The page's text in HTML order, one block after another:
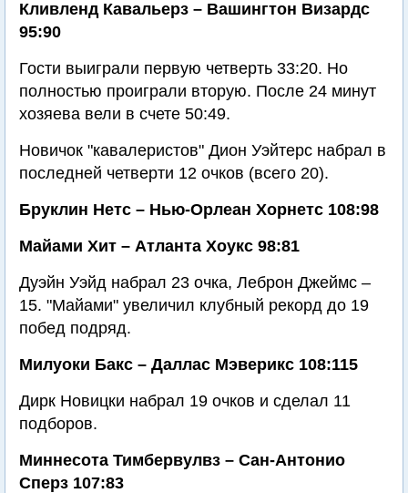
Кливленд Кавальерз – Вашингтон Визардс
95:90
Гости выиграли первую четверть 33:20. Но
полностью проиграли вторую. После 24 минут
хозяева вели в счете 50:49.
Новичок "кавалеристов" Дион Уэйтерс набрал в
последней четверти 12 очков (всего 20).
Бруклин Нетс – Нью-Орлеан Хорнетс 108:98
Майами Хит – Атланта Хоукс 98:81
Дуэйн Уэйд набрал 23 очка, Леброн Джеймс –
15. "Майами" увеличил клубный рекорд до 19
побед подряд.
Милуоки Бакс – Даллас Мэверикс 108:115
Дирк Новицки набрал 19 очков и сделал 11
подборов.
Миннесота Тимбервулвз – Сан-Антонио
Сперз 107:83